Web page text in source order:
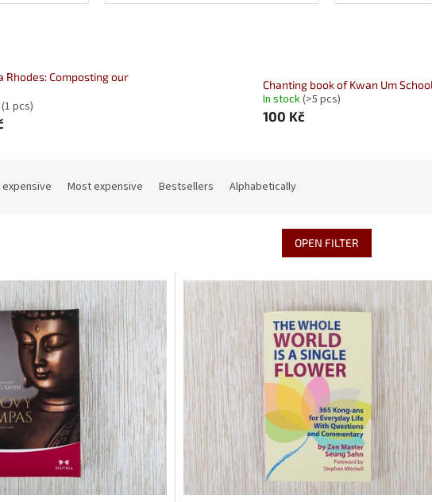
Rhodes: Composting our
(1 pcs)
Chanting book of Kwan Um School
In stock(>5 pcs)
100 Kč
Most expensive Bestsellers Alphabetically
OPEN FILTER